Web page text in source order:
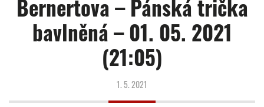
Bernertova – Pánská trička
bavlněná – 01. 05. 2021
(21:05)
1. 5. 2021